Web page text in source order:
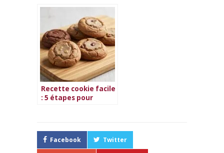
facile
Recette cookie facile
: 5 étapes pour
Facebook Twitter